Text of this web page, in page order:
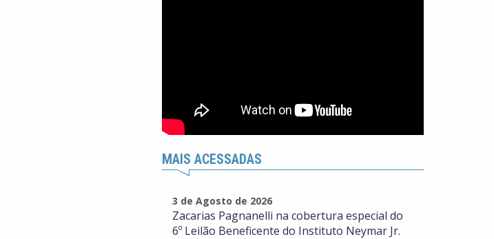
MAIS ACESSADAS
3 de Agosto de 2026
Zacarias Pagnanelli na cobertura especial do
6º Leilão Beneficente do Instituto Neymar Jr.